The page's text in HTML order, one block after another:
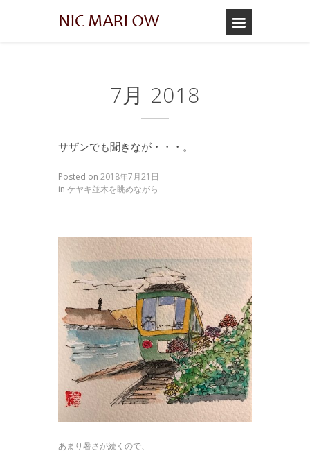
7月 2018
サザンでも聞きなが・・・。
Posted on 2018年7月21日
in ケヤキ並木を眺めながら
あまり暑さが続くので、